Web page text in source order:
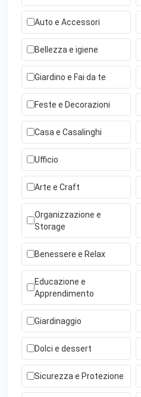
Auto e Accessori
Bellezza e igiene
Giardino e Fai da te
Feste e Decorazioni
Casa e Casalinghi
Ufficio
Arte e Craft
Organizzazione e
Storage
Benessere e Relax
Educazione e
Apprendimento
Giardinaggio
Dolci e dessert
Sicurezza e Protezione